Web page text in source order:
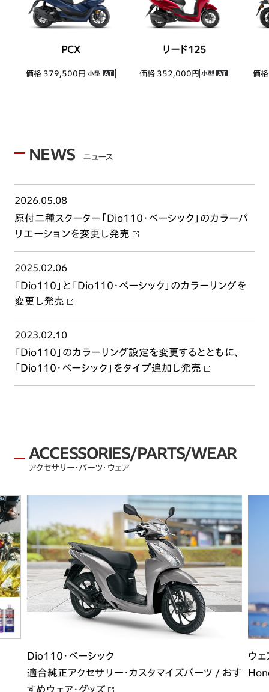
PCX
価格 379,500円
リード125
価格 352,000円 価
NEWS ニュース
2026.05.08
原付二種スクーター「Dio110・ベーシック」のカラーバ
リエーションを変更し発売
2025.02.06
「Dio110」と「Dio110・ベーシック」のカラーリングを
変更し発売
2023.02.10
「Dio110」のカラーリング設定を変更するとともに、
「Dio110・ベーシック」をタイプ追加し発売
ACCESSORIES/PARTS/WEAR
アクセサリー・パーツ・ウェア
Dio110・ベーシック
適合純正アクセサリー・カスタマイズパーツ / おす
すめウェア・グッズ
ウェ